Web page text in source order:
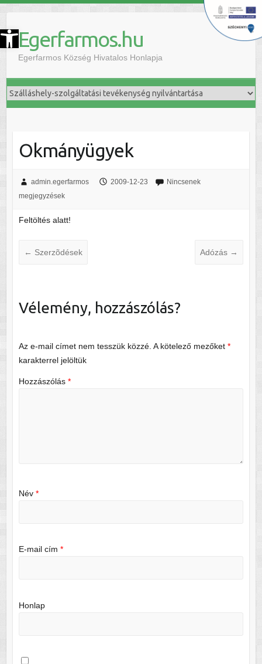
Eszköztár megnyitása Egerfarmos.hu
Egerfarmos Község Hivatalos Honlapja
Okmányügyek
admin.egerfarmos 2009-12-23
Nincsenek
megjegyzések
Feltöltés alatt!
← Szerzõdések Adózás →
Vélemény, hozzászólás?
Az e-mail címet nem tesszük közzé. A kötelező mezőket *
karakterrel jelöltük
Hozzászólás *
Név *
E-mail cím *
Honlap